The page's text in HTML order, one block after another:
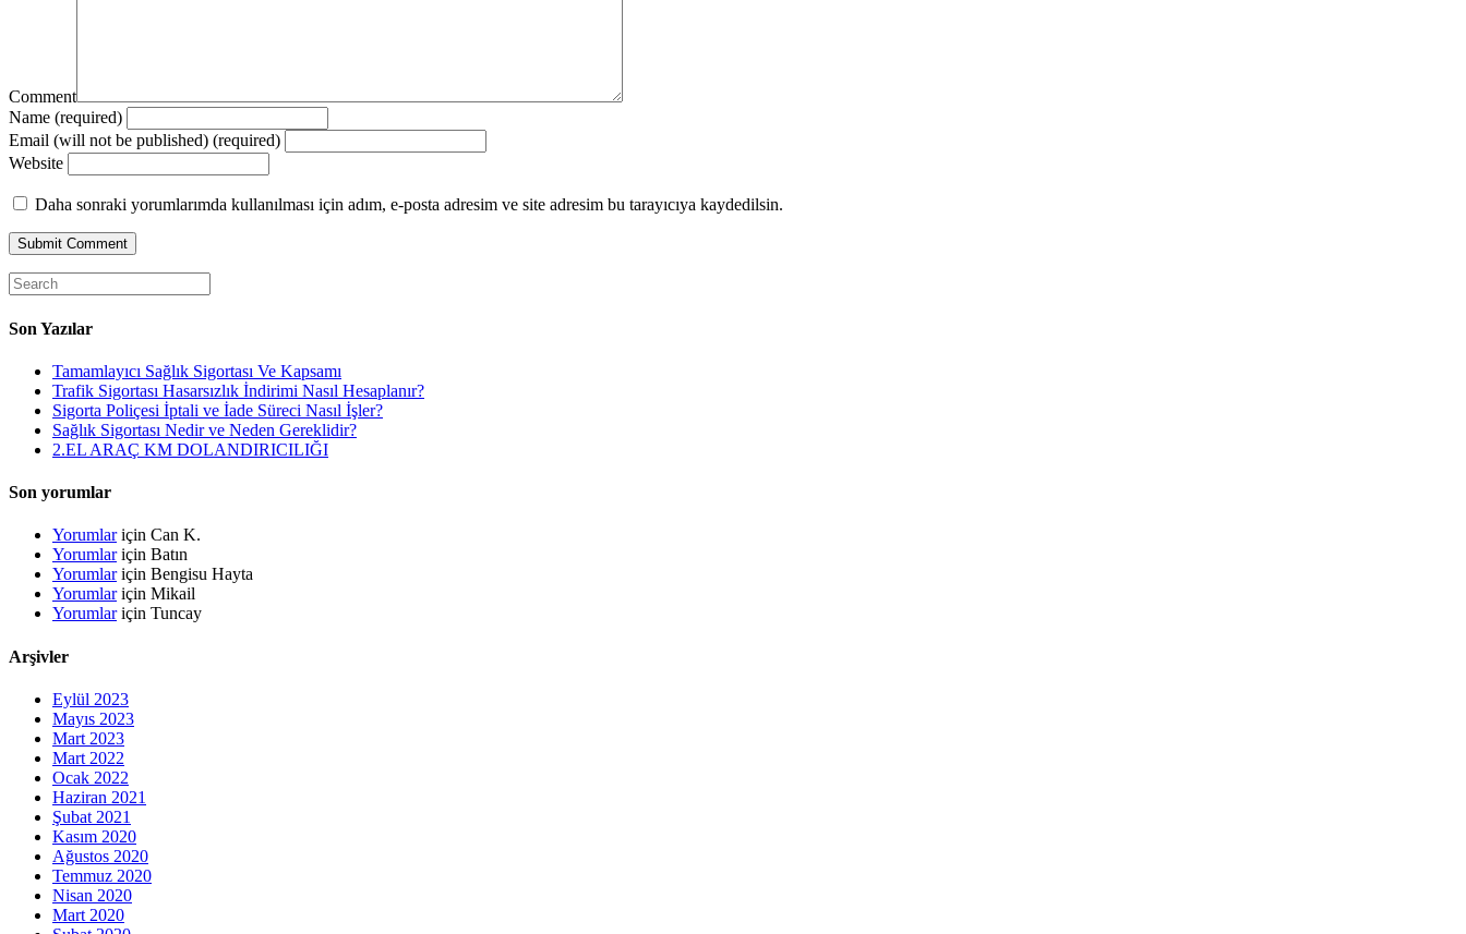
Comment
Name (required)
Email (will not be published) (required)
Website
Daha sonraki yorumlarımda kullanılması için adım, e-posta adresim ve site adresim bu tarayıcıya kaydedilsin.
Son Yazılar
Tamamlayıcı Sağlık Sigortası Ve Kapsamı
Trafik Sigortası Hasarsızlık İndirimi Nasıl Hesaplanır?
Sigorta Poliçesi İptali ve İade Süreci Nasıl İşler?
Sağlık Sigortası Nedir ve Neden Gereklidir?
2.EL ARAÇ KM DOLANDIRICILIĞI
Son yorumlar
Yorumlariçin Can K.
Yorumlariçin Batın
Yorumlariçin Bengisu Hayta
Yorumlariçin Mikail
Yorumlariçin Tuncay
Arşivler
Eylül 2023
Mayıs 2023
Mart 2023
Mart 2022
Ocak 2022
Haziran 2021
Şubat 2021
Kasım 2020
Ağustos 2020
Temmuz 2020
Nisan 2020
Mart 2020